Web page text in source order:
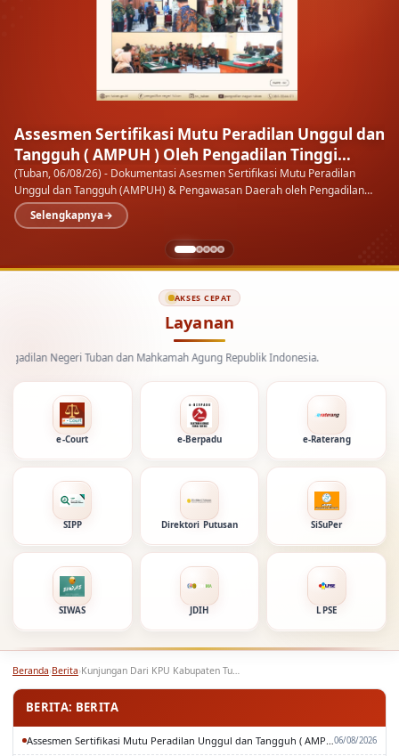
Assesmen Sertifikasi Mutu Peradilan Unggul dan
Tangguh ( AMPUH ) Oleh Pengadilan Tinggi
Surabaya
(Tuban, 06/08/26) - Dokumentasi Asesmen Sertifikasi Mutu Peradilan
Unggul dan Tangguh (AMPUH) & Pengawasan Daerah oleh Pengadilan
Tinggi Surabaya pada Pengadilan Negeri…
Selengkapnya
AKSES CEPAT
Layanan
Tuban dan Mahkamah Agung Republik Indonesia.
e-Court e-Berpadu e-Raterang
SIPP Direktori Putusan SiSuPer
SIWAS JDIH LPSE
Beranda›Berita› Kunjungan Dari KPU Kabupaten Tuban
BERITA: BERITA
06/08/2026